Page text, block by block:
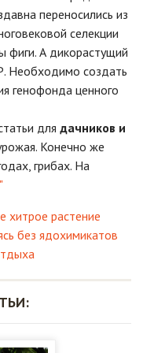
переносились из
селекции
фиги. А дикорастущий
Необходимо создать
генофонда ценного
для дачников и
Конечно же
грибах. На
хитрое растение
без ядохимикатов